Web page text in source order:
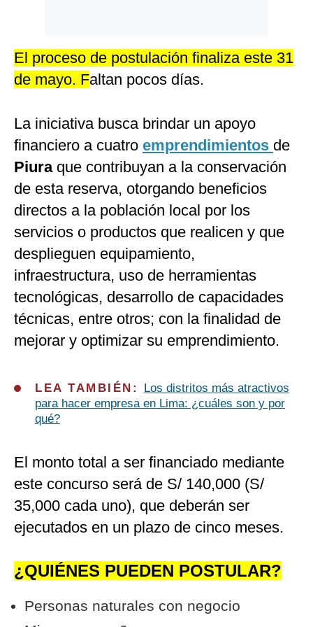
El proceso de postulación finaliza este 31
de mayo. Faltan pocos días.
La iniciativa busca brindar un apoyo
financiero a cuatro emprendimientos de
Piuraque contribuyan a la conservación
de esta reserva, otorgando beneficios
directos a la población local por los
servicios o productos que realicen y que
desplieguen equipamiento,
infraestructura, uso de herramientas
tecnológicas, desarrollo de capacidades
técnicas, entre otros; con la finalidad de
mejorar y optimizar su emprendimiento.
LEA TAMBIÉN:
Los distritos más atractivos
para hacer empresa en Lima: ¿cuáles son y por
qué?
El monto total a ser financiado mediante
este concurso será de S/ 140,000 (S/
35,000 cada uno), que deberán ser
ejecutados en un plazo de cinco meses.
¿QUIÉNES PUEDEN POSTULAR?
Personas naturales con negocio